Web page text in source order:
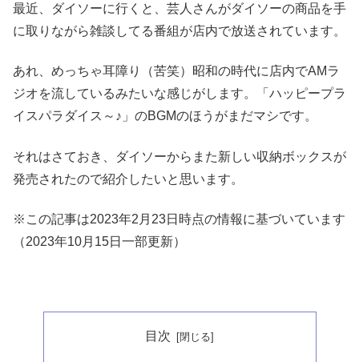
最近、ダイソーに行くと、芸人さんがダイソーの商品を手
に取りながら雑談してる番組が店内で放送されています。
あれ、めっちゃ耳障り（苦笑）昭和の時代に店内でAMラ
ジオを流しているみたいな感じがします。「ハッピープラ
イスパラダイス～♪」のBGMのほうがまだマシです。
それはさておき、ダイソーからまた新しい収納ボックスが
発売されたので紹介したいと思います。
※この記事は2023年2月23日時点の情報に基づいています
（2023年10月15日一部更新）
目次